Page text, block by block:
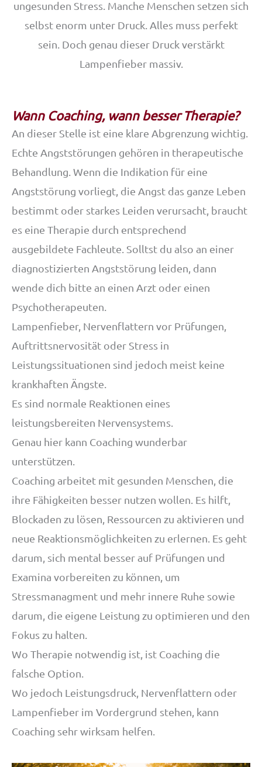
ungesunden Stress. Manche Menschen setzen sich
selbst enorm unter Druck. Alles muss perfekt
sein. Doch genau dieser Druck verstärkt
Lampenfieber massiv.
Wann Coaching, wann besser Therapie?
An dieser Stelle ist eine klare Abgrenzung wichtig.
Echte Angststörungen gehören in therapeutische
Behandlung. Wenn die Indikation für eine
Angststörung vorliegt, die Angst das ganze Leben
bestimmt oder starkes Leiden verursacht, braucht
es eine Therapie durch entsprechend
ausgebildete Fachleute. Solltst du also an einer
diagnostizierten Angststörung leiden, dann
wende dich bitte an einen Arzt oder einen
Psychotherapeuten.
Lampenfieber, Nervenflattern vor Prüfungen,
Auftrittsnervosität oder Stress in
Leistungssituationen sind jedoch meist keine
krankhaften Ängste.
Es sind normale Reaktionen eines
leistungsbereiten Nervensystems.
Genau hier kann Coaching wunderbar
unterstützen.
Coaching arbeitet mit gesunden Menschen, die
ihre Fähigkeiten besser nutzen wollen. Es hilft,
Blockaden zu lösen, Ressourcen zu aktivieren und
neue Reaktionsmöglichkeiten zu erlernen. Es geht
darum, sich mental besser auf Prüfungen und
Examina vorbereiten zu können, um
Stressmanagment und mehr innere Ruhe sowie
darum, die eigene Leistung zu optimieren und den
Fokus zu halten.
Wo Therapie notwendig ist, ist Coaching die
falsche Option.
Wo jedoch Leistungsdruck, Nervenflattern oder
Lampenfieber im Vordergrund stehen, kann
Coaching sehr wirksam helfen.